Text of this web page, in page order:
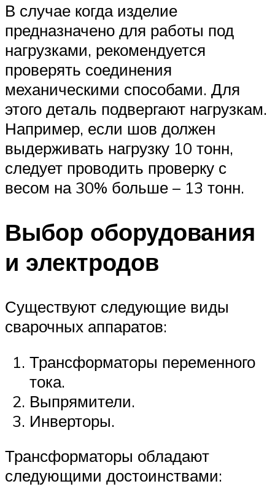
В случае когда изделие
предназначено для работы под
нагрузками, рекомендуется
проверять соединения
механическими способами. Для
этого деталь подвергают нагрузкам.
Например, если шов должен
выдерживать нагрузку 10 тонн,
следует проводить проверку с
весом на 30% больше – 13 тонн.
Выбор оборудования
и электродов
Существуют следующие виды
сварочных аппаратов:
Трансформаторы переменного
тока.
Выпрямители.
Инверторы.
Трансформаторы обладают
следующими достоинствами: